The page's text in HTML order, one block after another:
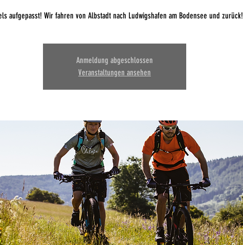
aufgepasst! Wir fahren von Albstadt nach Ludwigshafen am Bodensee und zurück!
Anmeldung abgeschlossen
Veranstaltungen ansehen